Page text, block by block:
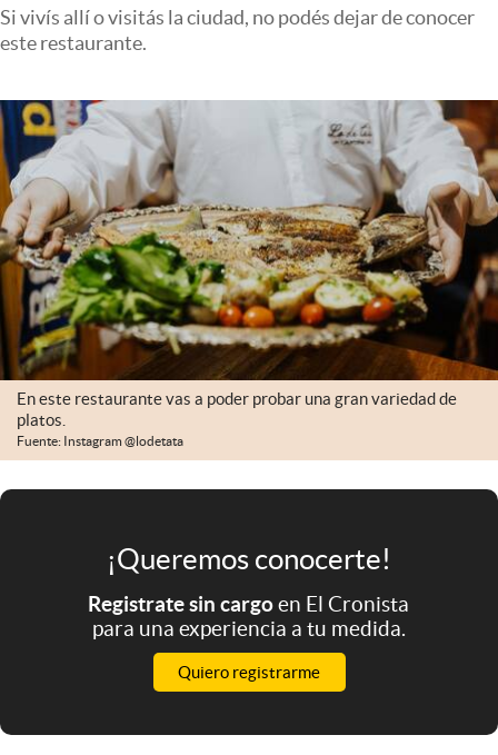
Apertura
Clase
Clima
Mundial 2026
Eventos Corporativos
El Cronista Studio
Mediakit
abre en nueva pestaña
Argentina
Si vivís allí o visitás la ciudad, no podés dejar de conocer
este restaurante.
En este restaurante vas a poder probar una gran variedad de
platos.
Fuente: Instagram @lodetata
¡Queremos conocerte!
Registrate sin cargoen El Cronista
para una experiencia a tu medida.
Quiero registrarme